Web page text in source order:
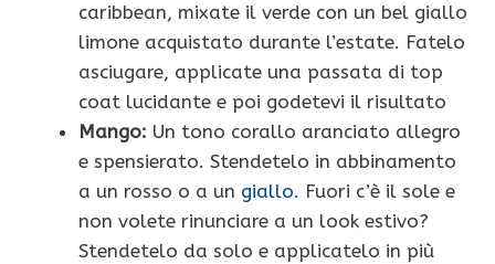
caribbean, mixate il verde con un bel giallo
limone acquistato durante l’estate. Fatelo
asciugare, applicate una passata di top
coat lucidante e poi godetevi il risultato
Mango: Un tono corallo aranciato allegro
e spensierato. Stendetelo in abbinamento
a un rosso o a un giallo. Fuori c’è il sole e
non volete rinunciare a un look estivo?
Stendetelo da solo e applicatelo in più